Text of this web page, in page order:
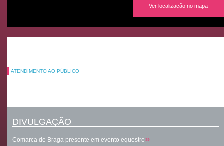
Ver localização no mapa
ATENDIMENTO AO PÚBLICO
DIVULGAÇÃO
Comarca de Braga presente em evento equestre»